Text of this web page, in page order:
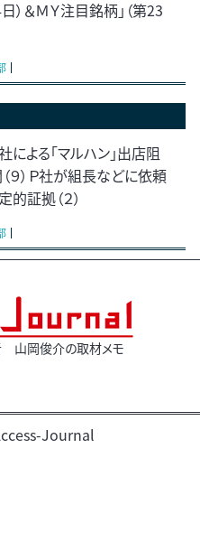
）＆ＭＹ注目銘柄」（第23
による「マルハン」出店阻
９）Ｐ社が組長などに依頼
的証拠（２）
山岡俊介の取材メモ
Journal